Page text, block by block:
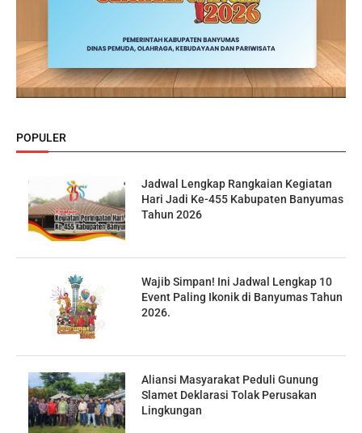
POPULER
Jadwal Lengkap Rangkaian Kegiatan
Hari Jadi Ke-455 Kabupaten Banyumas
Tahun 2026
Wajib Simpan! Ini Jadwal Lengkap 10
Event Paling Ikonik di Banyumas Tahun
2026.
Aliansi Masyarakat Peduli Gunung
Slamet Deklarasi Tolak Perusakan
Lingkungan